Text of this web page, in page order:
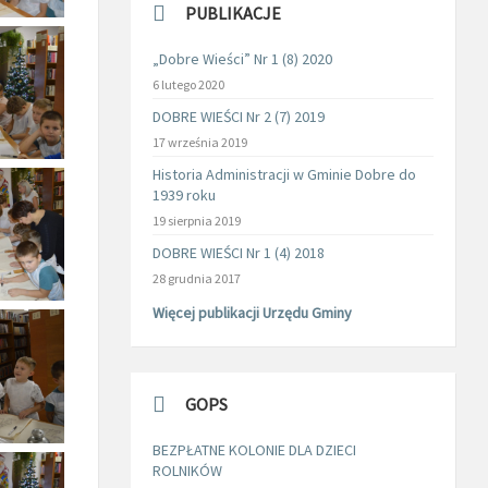
PUBLIKACJE
„Dobre Wieści” Nr 1 (8) 2020
6 lutego 2020
DOBRE WIEŚCI Nr 2 (7) 2019
17 września 2019
Historia Administracji w Gminie Dobre do
1939 roku
19 sierpnia 2019
DOBRE WIEŚCI Nr 1 (4) 2018
28 grudnia 2017
Więcej publikacji Urzędu Gminy
GOPS
BEZPŁATNE KOLONIE DLA DZIECI
ROLNIKÓW